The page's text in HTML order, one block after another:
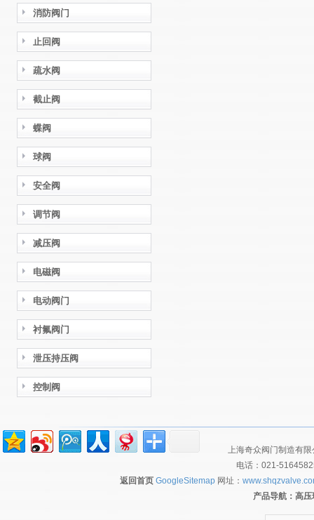
消防阀门
止回阀
疏水阀
截止阀
蝶阀
球阀
安全阀
调节阀
减压阀
电磁阀
电动阀门
衬氟阀门
泄压持压阀
控制阀
上海奇众阀门制造有
电话：021-
返回首页 GoogleSitemap 网址：
产品导航： 高压